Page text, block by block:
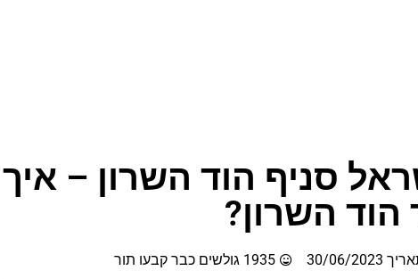
סניף הוד השרון – איך
הוד השרון?
30/06/2023 1935 גולשים כבר קבעו תור